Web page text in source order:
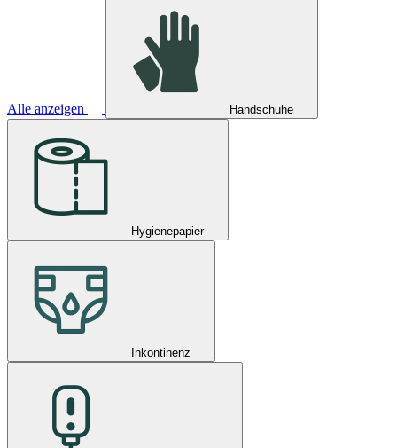
Alle anzeigen Handschuhe
Hygienepapier
Inkontinenz